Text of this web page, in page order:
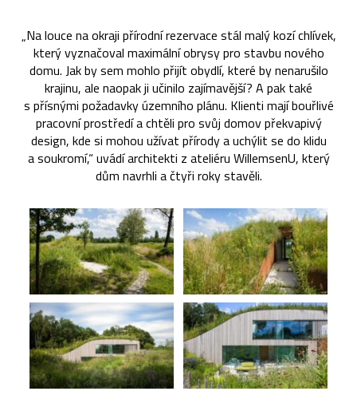
„Na louce na okraji přírodní rezervace stál malý kozí chlívek,
který vyznačoval maximální obrysy pro stavbu nového
domu. Jak by sem mohlo přijít obydlí, které by nenarušilo
krajinu, ale naopak ji učinilo zajímavější? A pak také
s přísnými požadavky územního plánu. Klienti mají bouřlivé
pracovní prostředí a chtěli pro svůj domov překvapivý
design, kde si mohou užívat přírody a uchýlit se do klidu
a soukromí,“ uvádí architekti z ateliéru WillemsenU, který
dům navrhli a čtyři roky stavěli.